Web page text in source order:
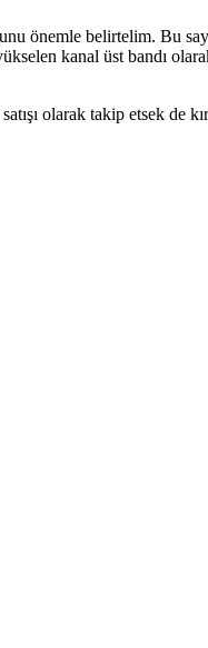
önemle belirtelim. Bu
kanal üst bandı
olarak takip etsek de